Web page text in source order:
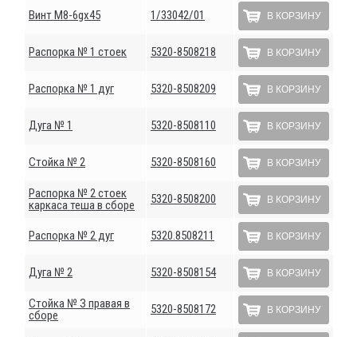
Винт М8-6gх45 1/33042/01 В КОРЗИНУ
Распорка № 1 стоек 5320-8508218 В КОРЗИНУ
Распорка № 1 дуг 5320-8508209 В КОРЗИНУ
Дуга № 1 5320-8508110 В КОРЗИНУ
Стойка № 2 5320-8508160 В КОРЗИНУ
Распорка № 2 стоек
каркаса теша в сборе
5320-8508200 В КОРЗИНУ
Распорка № 2 дуг 5320.8508211 В КОРЗИНУ
Дуга № 2 5320-8508154 В КОРЗИНУ
Стойка № З правая в
сборе
5320-8508172 В КОРЗИНУ